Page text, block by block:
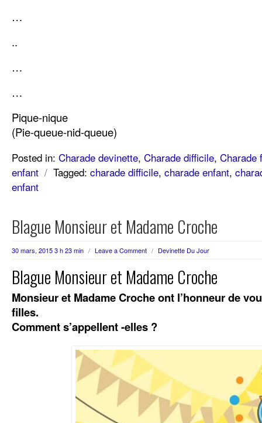
…
..
…
…
Pique-nique
(Pie-queue-nid-queue)
Posted in: Charade devinette, Charade difficile, Charade
enfant / Tagged: charade difficile, charade enfant,
enfant
Blague Monsieur et Madame Croche
30 mars, 2015 3 h 23 min / Leave a Comment / Devinette Du Jour
Blague Monsieur et Madame Croche
Monsieur et Madame Croche ont l’honneur de
filles.
Comment s’appellent -elles ?